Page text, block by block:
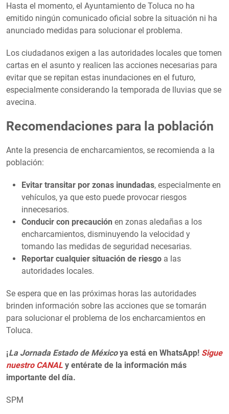
Hasta el momento, el Ayuntamiento de Toluca no ha
emitido ningún comunicado oficial sobre la situación ni ha
anunciado medidas para solucionar el problema.
Los ciudadanos exigen a las autoridades locales que tomen
cartas en el asunto y realicen las acciones necesarias para
evitar que se repitan estas inundaciones en el futuro,
especialmente considerando la temporada de lluvias que se
avecina.
Recomendaciones para la población
Ante la presencia de encharcamientos, se recomienda a la
población:
Evitar transitar por zonas inundadas, especialmente en
vehículos, ya que esto puede provocar riesgos
innecesarios.
Conducir con precaución en zonas aledañas a los
encharcamientos, disminuyendo la velocidad y
tomando las medidas de seguridad necesarias.
Reportar cualquier situación de riesgo a las
autoridades locales.
Se espera que en las próximas horas las autoridades
brinden información sobre las acciones que se tomarán
para solucionar el problema de los encharcamientos en
Toluca.
¡La Jornada Estado de Méxicoya está en WhatsApp! Sigue
nuestro CANAL y entérate de la información más
importante del día.
SPM